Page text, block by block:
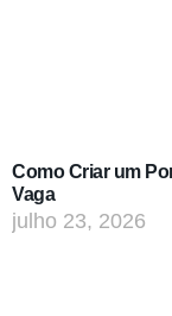
Como Criar um
Vaga
julho 23, 2026